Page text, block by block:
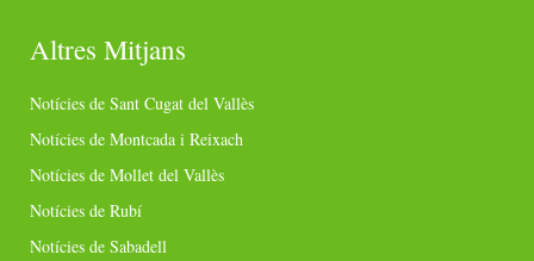
Altres Mitjans
Notícies de Sant Cugat del Vallès
Notícies de Montcada i Reixach
Notícies de Mollet del Vallès
Notícies de Rubí
Notícies de Sabadell